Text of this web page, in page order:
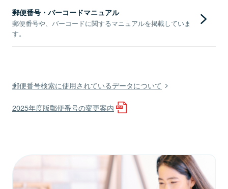
郵便番号・バーコードマニュアル
郵便番号や、バーコードに関するマニュアルを掲載していま
す。
郵便番号検索に使用されているデータについて
2025年度版郵便番号の変更案内